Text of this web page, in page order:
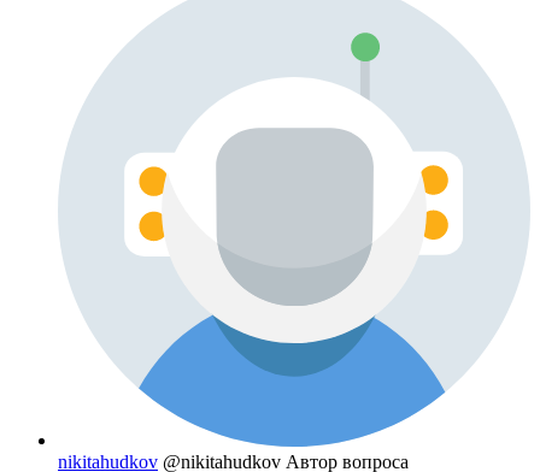
nikitahudkov @nikitahudkov Автор вопроса